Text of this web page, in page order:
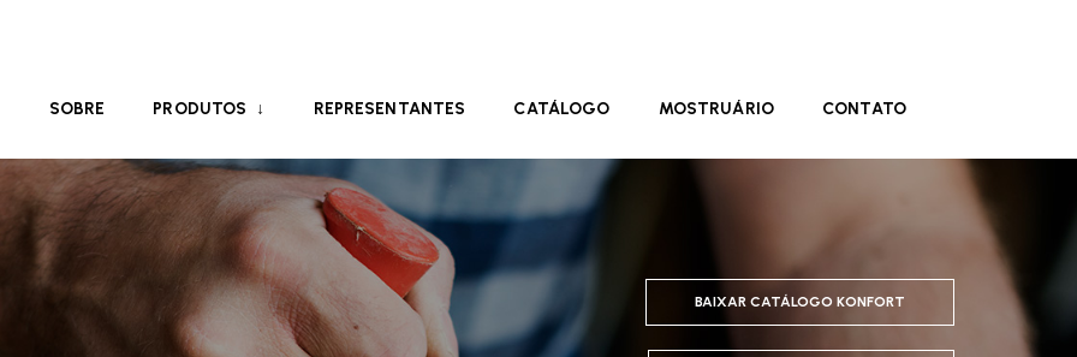
SOBRE PRODUTOS REPRESENTANTES CATÁLOGO MOSTRUÁRIO CONTATO
BAIXAR CATÁLOGO KONFORT